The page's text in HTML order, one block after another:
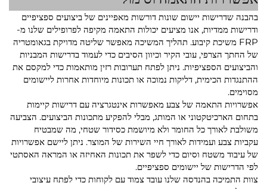
בהבנה שדרישות יישום שונות דורשות מאפיינים של ביצועים ספציפיים
ודרישות ממדיות, אנו מציעים יכולות התאמה מקיפה לפרופילים שלנו מ-
FRP משיכת קיבוע. תהליך המשיכה מאפשר שליטה מדויקת בגאומטריה
של החתך הצרפי, עובי הקיר וכיוון הסיבים כדי לעמוד בדרישות המבניות
והביצועים הספציפיות. ניתן לפתח תערובות רזין מותאמות כדי למקסם את
ההתנגדות הכימית, דליקות נמוכה או תכונות מיוחדות אחרות ליישומים
מסוימים.
אפשרויות התאמה של צבע מאפשרות אינטגרציה עם דרישות קיימות
בתחום הארכיטקטוני או המותג, מבלי להפקיע מתכונות הביצועים. הצביעה
משולבת לאורך כל החומר ולא מיושמת כסידור שטחי, מה שמבטיח
עקביות צבע ועמידות לאורך חיי השירות של המוצר. ניתן ליישם אפשרויות
של עיבוד משטח וסיום כדי לשפר את תכונות האחיזה או המראה האסתטי
לפי הדרישות של יישומים ספציפיים.
צוות התמיכה בהנדסה שלנו עובד צמוד עם לקוחות כדי לפתח עיצובי